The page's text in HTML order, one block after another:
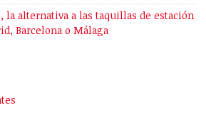
la alternativa a las taquillas de estación
Barcelona o Málaga